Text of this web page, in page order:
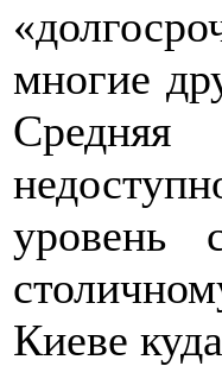
многие
уровень
Киеве